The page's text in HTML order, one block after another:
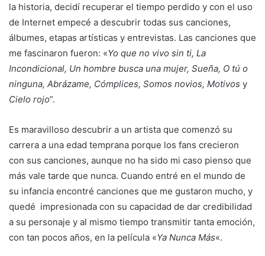
la historia, decidí recuperar el tiempo perdido y con el uso
de Internet empecé a descubrir todas sus canciones,
álbumes, etapas artísticas y entrevistas. Las canciones que
me fascinaron fueron: «Yo que no vivo sin ti, La
Incondicional, Un hombre busca una mujer, Sueña, O tú o
ninguna, Abrázame, Cómplices, Somos novios, Motivos y
Cielo rojo”.
Es maravilloso descubrir a un artista que comenzó su
carrera a una edad temprana porque los fans crecieron
con sus canciones, aunque no ha sido mi caso pienso que
más vale tarde que nunca. Cuando entré en el mundo de
su infancia encontré canciones que me gustaron mucho, y
quedé impresionada con su capacidad de dar credibilidad
a su personaje y al mismo tiempo transmitir tanta emoción,
con tan pocos años, en la película «Ya Nunca Más«.